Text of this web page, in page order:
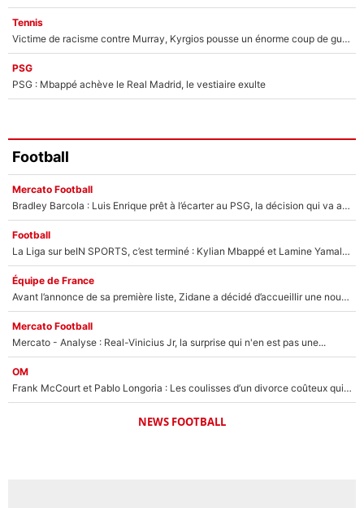
Tennis
Victime de racisme contre Murray, Kyrgios pousse un énorme coup de gueule !
PSG
PSG : Mbappé achève le Real Madrid, le vestiaire exulte
Football
Mercato Football
Bradley Barcola : Luis Enrique prêt à l’écarter au PSG, la décision qui va accélérer son transfert à Liverpool ?
Football
La Liga sur beIN SPORTS, c’est terminé : Kylian Mbappé et Lamine Yamal changent de chaîne, «le moment était venu d'ouvrir un nouveau chapitre»
Équipe de France
Avant l’annonce de sa première liste, Zidane a décidé d’accueillir une nouvelle tête en équipe de France
Mercato Football
Mercato - Analyse : Real-Vinicius Jr, la surprise qui n'en est pas une...
OM
Frank McCourt et Pablo Longoria : Les coulisses d’un divorce coûteux qui ruine l’OM à petit feu…
NEWS FOOTBALL